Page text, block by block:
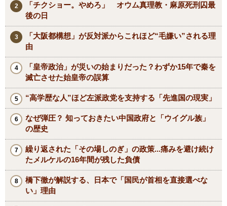
「チクショー。やめろ」 オウム真理教・麻原死刑囚最
後の日
「大阪都構想」が反対派からこれほど“毛嫌い”される理
由
「皇帝政治」が災いの始まりだった？わずか15年で秦を
滅亡させた始皇帝の誤算
“高学歴な人”ほど左派政党を支持する「先進国の現実」
なぜ弾圧？ 知っておきたい中国政府と「ウイグル族」
の歴史
繰り返された「その場しのぎ」の政策...痛みを避け続け
たメルケルの16年間が残した負債
橋下徹が解説する、日本で「国民が首相を直接選べな
い」理由